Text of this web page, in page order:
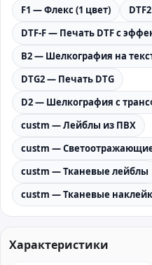
F1 — Флекс (1 цвет)
DTF-F — Печать DTF с
B2 — Шелкография на
DTG2 — Печать DTG
D2 — Шелкография с
custm — Лейблы из ПВХ
custm —
custm — Тканевые лейблы
custm — Тканевые
Характеристики